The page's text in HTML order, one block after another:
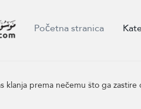
Početna stranica
klanja prema nečemu što ga